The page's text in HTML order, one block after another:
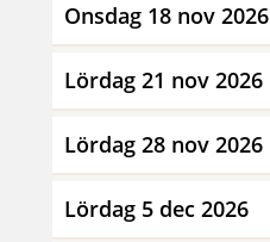
Onsdag 18 nov 2026
Lördag 21 nov 2026
Lördag 28 nov 2026
Lördag 5 dec 2026